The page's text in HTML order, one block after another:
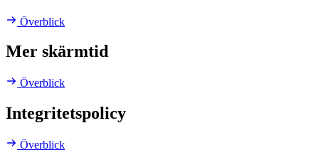
Överblick
Mer skärmtid
Överblick
Integritetspolicy
Överblick